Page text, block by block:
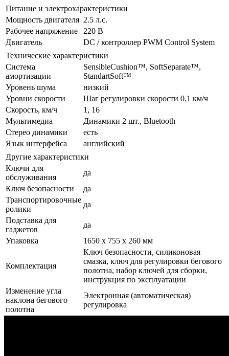
Питание и электрохарактеристики
Мощность двигателя 2.5 л.с.
Рабочее напряжение
220 В
Двигатель
DC / контроллер PWM Control System
Технические характеристики
Система
амортизации
SensibleCushion™, SoftSeparate™,
StandartSoft™
Уровень шума
низкий
Уровни скорости
Шаг регулировки скорости 0.1 км/ч
Скорость, км/ч
1, 16
Мультимедиа
Динамики 2 шт., Bluetooth
Стерео динамики
есть
Язык интерфейса
английский
Другие характеристики
Ключи для
обслуживания
да
Ключ безопасности
да
Транспортировочные
ролики
да
Подставка для
гаджетов
да
Упаковка
1650 х 755 х 260 мм
Комплектация
Ключ безопасности, силиконовая
смазка, ключ для регулировки бегового
полотна, набор ключей для сборки,
инструкция по эксплуатации
Изменение угла
наклона бегового
полотна
Электронная (автоматическая)
регулировка